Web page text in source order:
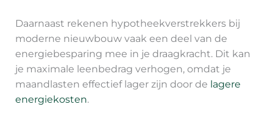
Daarnaast rekenen hypotheekverstrekkers bij
moderne nieuwbouw vaak een deel van de
energiebesparing mee in je draagkracht. Dit kan
je maximale leenbedrag verhogen, omdat je
maandlasten effectief lager zijn door de lagere
energiekosten.